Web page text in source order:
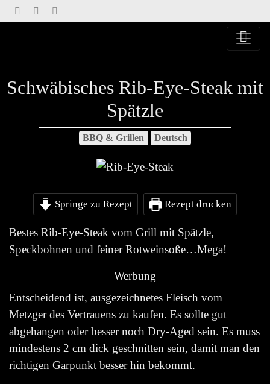
Springe
zu
Schwäbisches Rib-Eye-Steak mit
Spätzle
BBQ & Grillen Deutsch
Springe zu Rezept Rezept drucken
Bestes Rib-Eye-Steak vom Grill mit Spätzle,
Speckbohnen und feiner Rotweinsoße…Mega!
Werbung
Entscheidend ist, ausgezeichnetes Fleisch vom
Metzger des Vertrauens zu kaufen. Es sollte gut
abgehangen oder besser noch Dry-Aged sein. Es muss
mindestens 2 cm dick geschnitten sein, damit man den
richtigen Garpunkt besser hin bekommt.